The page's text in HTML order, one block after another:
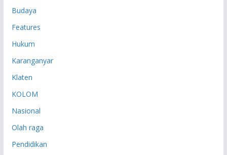
Budaya
Features
Hukum
Karanganyar
Klaten
KOLOM
Nasional
Olah raga
Pendidikan